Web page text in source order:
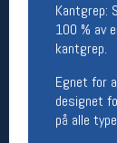
Kantgrep:
100 % av
kantgrep.
Egnet for
designet
på alle
Team
Magasinet